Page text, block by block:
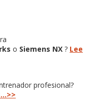
o Siemens NX ? Lee
profesional?